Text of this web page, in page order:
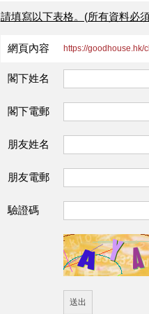
請填寫以下表格。(所有資料必
網頁內容 https://goodhouse.hk/
閣下姓名
閣下電郵
朋友姓名
朋友電郵
驗證碼